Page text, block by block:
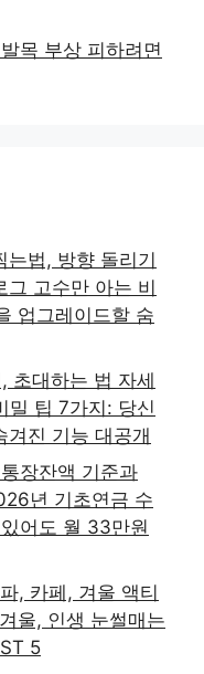
목 부상 피하려면
법, 방향 돌리기
그 고수만 아는 비
업그레이드할 숨
초대하는 법 자세
밀 팁 7가지: 당신
겨진 기능 대공개
장잔액 기준과
년 기초연금 수
어도 월 33만원
, 카페, 겨울 액티
울, 인생 눈썰매는
5